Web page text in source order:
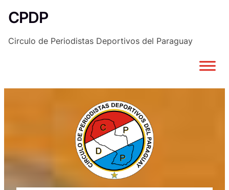
Saltar
al
contenido
CPDP
Circulo de Periodistas Deportivos del Paraguay